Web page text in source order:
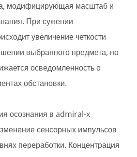
модифицирующая масштаб и
При сужении
увеличение четкости
выбранного предмета, но
осведомленность о
обстановки.
осознания в admiral-x
сенсорных импульсов
переработки. Концентрация